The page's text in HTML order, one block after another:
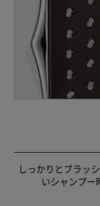
しっかりとブラッ
いシャンプー